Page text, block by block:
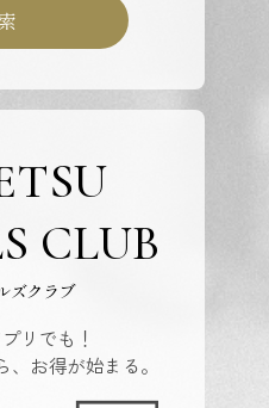
CLUB
ズクラブ
リでも！
お得が始まる。